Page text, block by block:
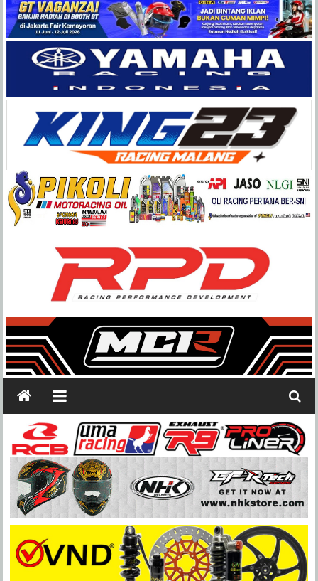
Balap
Paling
Lengkap